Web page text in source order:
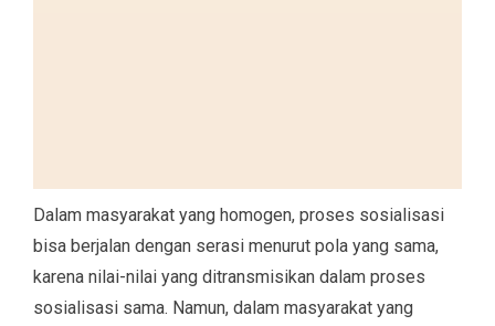
Dalam masyarakat yang homogen, proses sosialisasi
bisa berjalan dengan serasi menurut pola yang sama,
karena nilai-nilai yang ditransmisikan dalam proses
sosialisasi sama. Namun, dalam masyarakat yang